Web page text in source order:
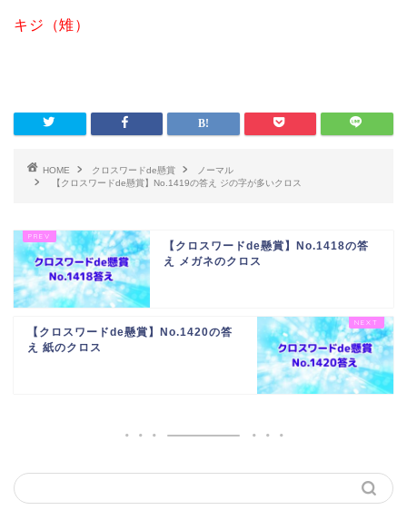
キジ（雉）
HOME クロスワードde懸賞
ノーマル
【クロスワードde懸賞】No.1419の答え ジの字が多いクロス
【クロスワードde懸賞】No.1418の答
え メガネのクロス
【クロスワードde懸賞】No.1420の答
え 紙のクロス